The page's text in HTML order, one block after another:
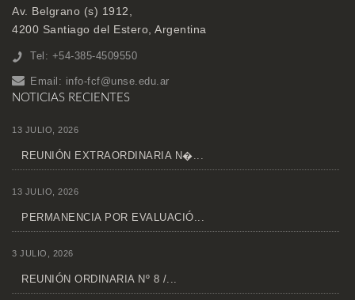
Av. Belgrano (s) 1912,
4200 Santiago del Estero, Argentina
Tel: +54-385-4509550
Email: info-fcf@unse.edu.ar
NOTICIAS RECIENTES
13 JULIO, 2026
REUNIÓN EXTRAORDINARIA N�...
13 JULIO, 2026
PERMANENCIA POR EVALUACIÓ...
3 JULIO, 2026
REUNIÓN ORDINARIA Nº 8 /...